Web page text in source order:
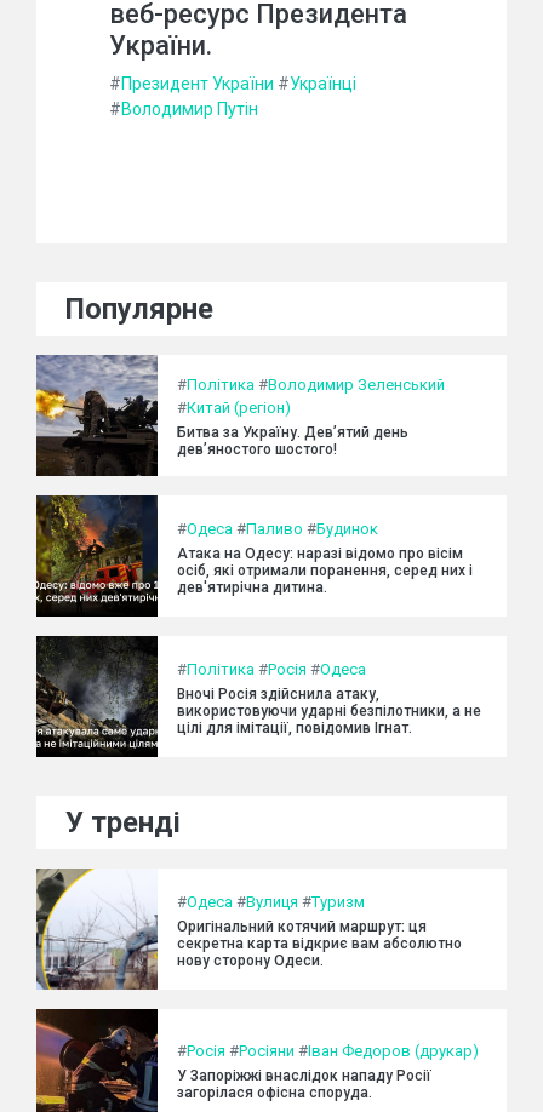
веб-ресурс Президента
України.
#Президент України #Українці
#Володимир Путін
Популярне
#Політика #Володимир Зеленський
#Китай (регіон)
Битва за Україну. Дев’ятий день
дев’яностого шостого!
#Одеса #Паливо #Будинок
Атака на Одесу: наразі відомо про вісім
осіб, які отримали поранення, серед них і
дев'ятирічна дитина.
#Політика #Росія #Одеса
Вночі Росія здійснила атаку,
використовуючи ударні безпілотники, а не
цілі для імітації, повідомив Ігнат.
У тренді
#Одеса #Вулиця #Туризм
Оригінальний котячий маршрут: ця
секретна карта відкриє вам абсолютно
нову сторону Одеси.
#Росія #Росіяни #Іван Федоров (друкар)
У Запоріжжі внаслідок нападу Росії
загорілася офісна споруда.